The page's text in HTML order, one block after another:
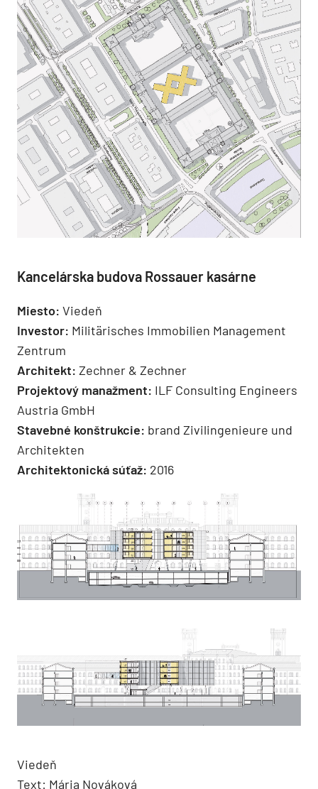
Kancelárska budova Rossauer kasárne
Miesto: Viedeň
Investor: Militärisches Immobilien Management
Zentrum
Architekt: Zechner & Zechner
Projektový manažment: ILF Consulting Engineers
Austria GmbH
Stavebné konštrukcie: brand Zivilingenieure und
Architekten
Architektonická súťaž: 2016
Viedeň
Text: Mária Nováková